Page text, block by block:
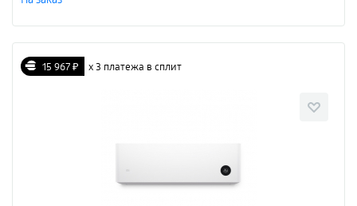
15 967 ₽ х 3 платежа в сплит